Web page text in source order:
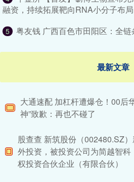
融资，持续拓展靶向RNA小分子布局
5 粤友钱 广西百色市田阳区：全
最新文章
大通速配 加杠杆遭爆仓！00后
神”致歉：再也不碰了
股查查 新筑股份（002480.SZ
外投资，被投资公司为简越智科
权投资合伙企业（有限合伙）